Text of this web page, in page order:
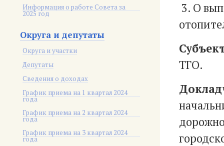
Информация о работе Совета за
2025 год
Округа и депутаты
Округа и участки
Депутаты
Сведения о доходах
График приема на 1 квартал 2024
года
График приема на 2 квартал 2024
года
График приема на 3 квартал 2024
года
3. О
ТГО.